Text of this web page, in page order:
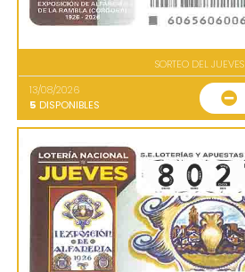
SORTEO DEL JUEVES
13/08/2026
5 DISPONIBLES